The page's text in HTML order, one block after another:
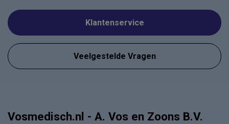
Klantenservice
Veelgestelde Vragen
Vosmedisch.nl - A. Vos en Zoons B.V.